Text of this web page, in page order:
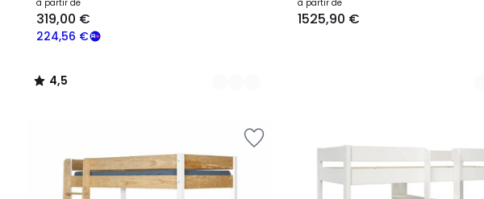
à partir de
224,56 €
319,00 €
4,5
/
à partir de
1525,90 €